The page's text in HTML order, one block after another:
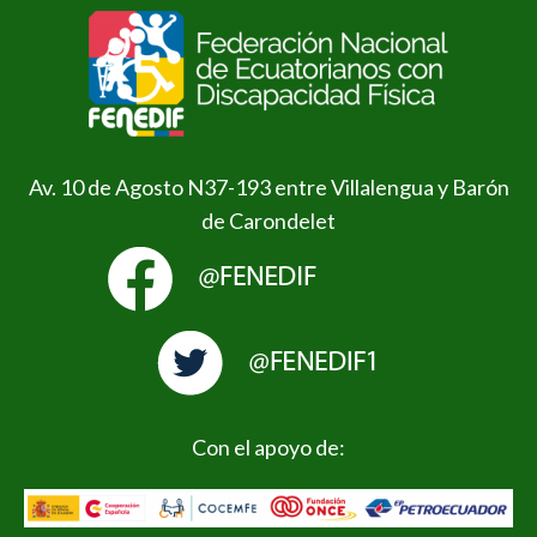
Av. 10 de Agosto N37-193 entre Villalengua y Barón
de Carondelet
Con el apoyo de: